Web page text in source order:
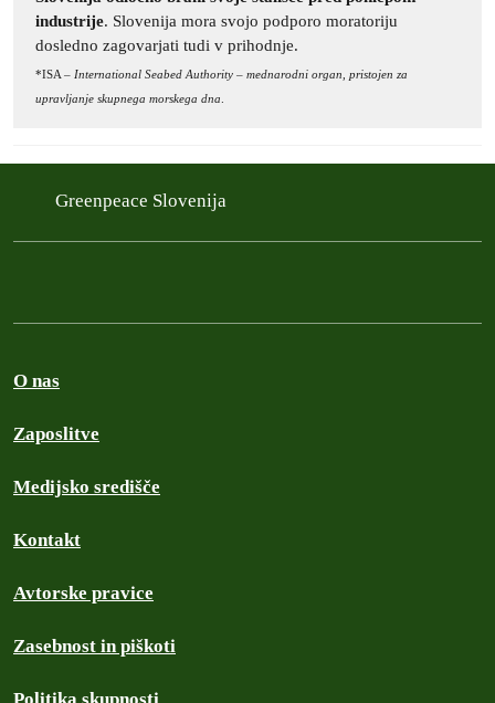
industrije. Slovenija mora svojo podporo moratoriju
dosledno zagovarjati tudi v prihodnje.
*ISA – International Seabed Authority – mednarodni organ, pristojen za
upravljanje skupnega morskega dna
Greenpeace Slovenija
O nas
Zaposlitve
Medijsko središče
Kontakt
Avtorske pravice
Zasebnost in piškoti